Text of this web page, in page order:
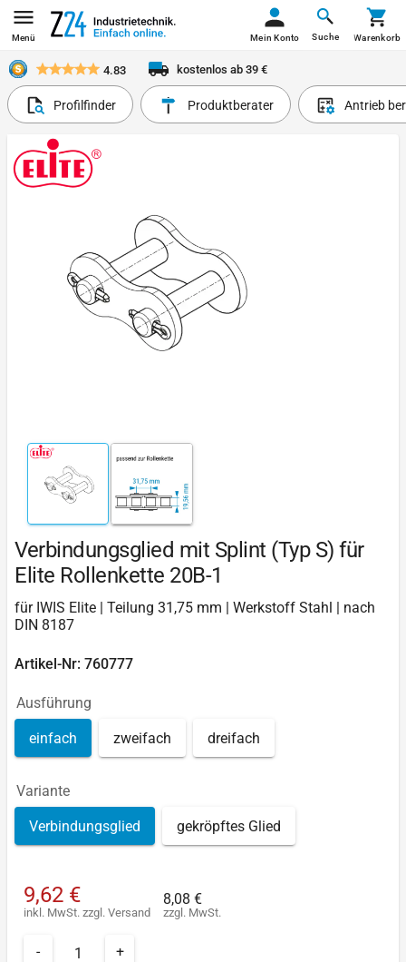
Menü Suche
Mein Konto Warenkorb
4.83 kostenlos ab 39 €
Profilfinder Produktberater Antrieb
Verbindungsglied mit Splint (Typ S) für
Elite Rollenkette 20B-1
für IWIS Elite | Teilung 31,75 mm | Werkstoff Stahl | nach
DIN 8187
Artikel-Nr: 760777
Ausführung
einfach zweifach dreifach
Variante
Verbindungsglied gekröpftes Glied
9,62 €
inkl. MwSt. zzgl. Versand
8,08 €
zzgl. MwSt.
- +